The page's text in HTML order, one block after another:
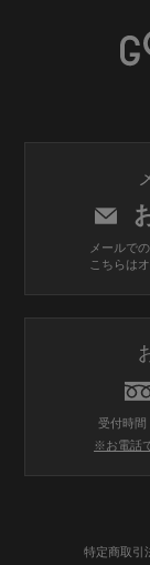
メールで
こちらは
受付時間
※お電話
特定商取引